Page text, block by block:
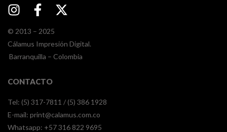
© 2013 – 2025
Cálamus Impresión Digital.
Barranquilla – Colombia
CONTACTO
Tel: (5) 317-7811 / (5) 386 1928
E-mail: print@calamus.com.co
Whatsapp: +57 316 822 9695